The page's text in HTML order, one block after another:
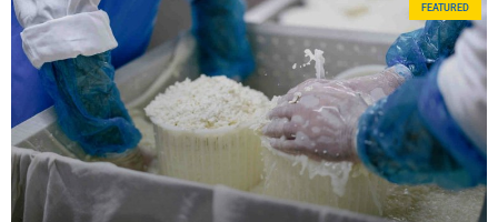
FEATURED